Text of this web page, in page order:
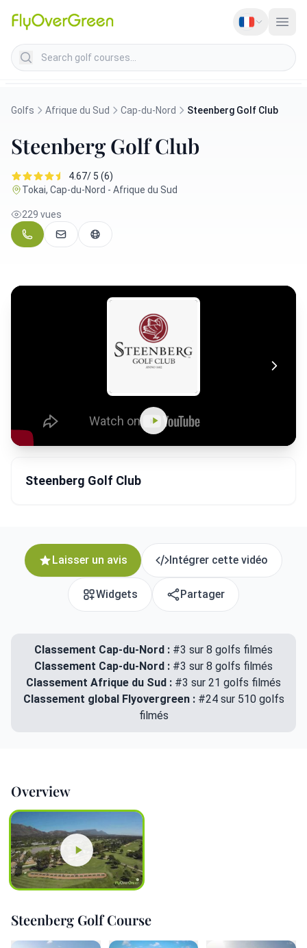
Search golf courses
Golfs Afrique du Sud Cap-du-Nord Steenberg Golf Club
Steenberg Golf Club
4.67/ 5 (6)
Tokai, Cap-du-Nord - Afrique du Sud
229 vues
Steenberg Golf Club
Laisser un avis Intégrer cette vidéo
Widgets Partager
Classement Cap-du-Nord : #3 sur 8 golfs filmés
Classement Cap-du-Nord : #3 sur 8 golfs filmés
Classement Afrique du Sud : #3 sur 21 golfs filmés
Classement global Flyovergreen : #24 sur 510 golfs
filmés
Overview
Steenberg Golf Course